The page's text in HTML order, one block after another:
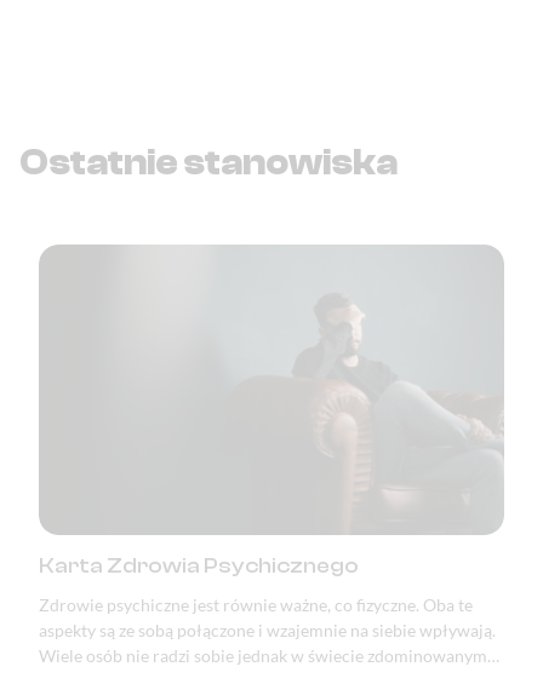
Ostatnie stanowiska
Karta Zdrowia Psychicznego
Zdrowie psychiczne jest równie ważne, co fizyczne. Oba te
aspekty są ze sobą połączone i wzajemnie na siebie wpływają.
Wiele osób nie radzi sobie jednak w świecie zdominowanym